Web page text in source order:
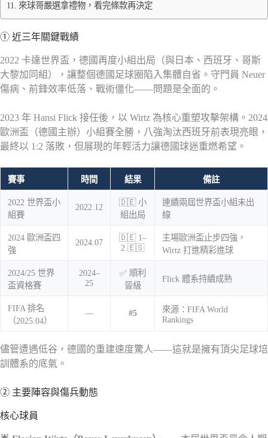
來球哥嚴選拿禮物，看完條款再決定
① 近三年關鍵戰績
2022 卡達世界盃，德國再度小組出局（與日本、西班牙、哥斯
大黎加同組），讓整個德國足球圈陷入集體自省。守門員 Neuer
傷病、前鋒效率低落、戰術僵化——問題是全面的。
2023 年 Hansi Flick 接任後，以 Wirtz 為核心重塑攻擊架構。2024
歐洲盃（德國主辦）小組賽全勝，八強淘汰西班牙前表現亮眼，
最終以 1:2 落敗，但展現的年輕活力讓德國球迷重燃希望。
賽事 時間 結果 備註
2022 世界盃小
組賽
2022.12
🇩🇪 小
組出局
連續兩屆世界盃小組未出
線
2024 歐洲盃四
強
2024.07
🇩🇪 1–
2 🇪🇸
主場歐洲盃止步四強，
Wirtz 打進精彩進球
2024/25 世界
盃資格賽
2024–
25
✅ 順利
晉級
Flick 體系持續成熟
FIFA 排名
（2025.04）
— #5
來源：FIFA World
Rankings
儘管遭遇低谷，德國的重建速度驚人——這就是擁有頂尖足球培
訓體系的底氣。
② 主要陣容與傷兵動態
核心球員